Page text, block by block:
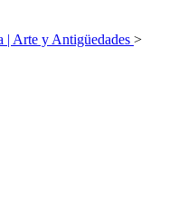
| Arte y Antigüedades >